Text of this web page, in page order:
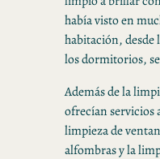
había visto en
habitación, desde
los dormitorios,
Además de la
ofrecían servicios
limpieza de
alfombras y la